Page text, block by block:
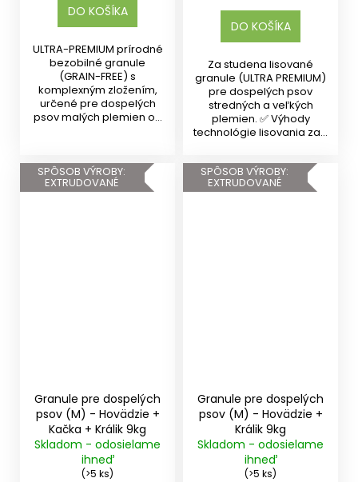
DO KOŠÍKA
ULTRA-PREMIUM prírodné
bezobilné granule
(GRAIN-FREE) s
komplexným zložením,
určené pre dospelých
psov malých plemien od
DO KOŠÍKA
Za studena lisované
granule (ULTRA PREMIUM)
pre dospelých psov
stredných a veľkých
plemien. ✅ Výhody
technológie lisovania za...
SPÔSOB VÝROBY:
EXTRUDOVANÉ
Granule pre dospelých
psov (M) - Hovädzie +
Kačka + Králik 9kg
Skladom - odosielame
ihneď
(>5 ks)
SPÔSOB VÝROBY:
EXTRUDOVANÉ
Granule pre dospelých
psov (M) - Hovädzie +
Králik 9kg
Skladom - odosielame
ihneď
(>5 ks)